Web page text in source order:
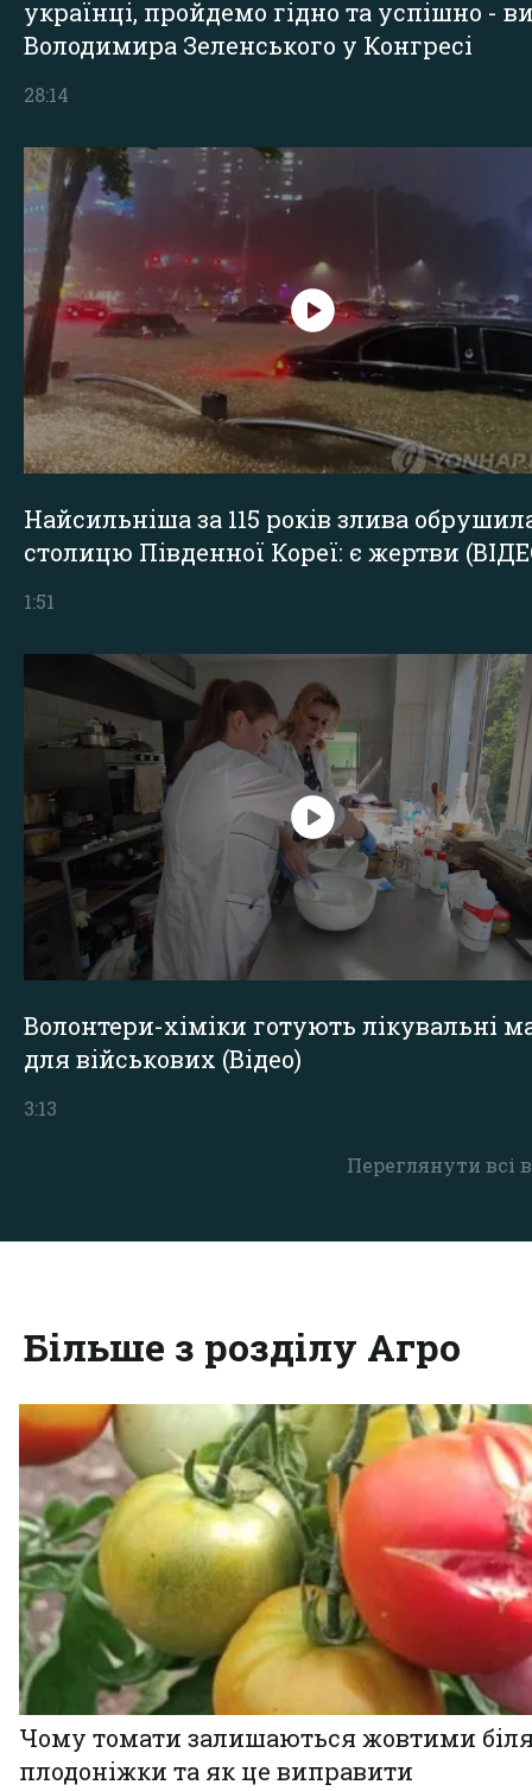
Переглянути всі
українці, пройдемо гідно та успішно -
Володимира Зеленського у Конгресі
28:14
Найсильніша за 115 років злива
столицю Південної Кореї: є жертви
1:51
Волонтери-хіміки готують лікувальні
для військових (Відео)
3:13
Більше з розділу Агро
Чому томати залишаються жовтими
плодоніжки та як це виправити